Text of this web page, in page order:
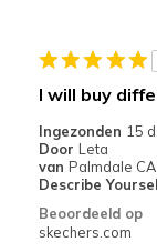
Beste
Casual Wear
Width
Sizing
I will buy
Ingezonden 15
Door Leta
van Palmdale CA
Describe
Beoordeeld op
skechers.com